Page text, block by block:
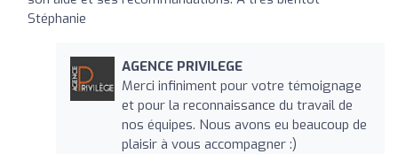
Stéphanie
AGENCE PRIVILEGE
Merci infiniment pour votre témoignage
et pour la reconnaissance du travail de
nos équipes. Nous avons eu beaucoup de
plaisir à vous accompagner :)